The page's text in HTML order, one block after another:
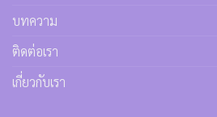
บทความ
ติดต่อเรา
เกี่ยวกับเรา